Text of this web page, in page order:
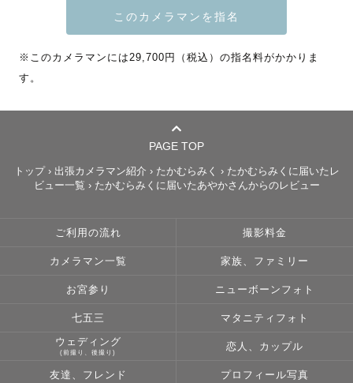
そう思って、
シャッターを切らせていただきます。
◎真顔が笑顔！
全力で楽しい撮影にデザインします。
※このカメラマンには29,700円（税込）の指名料がかかりま
す。
PAGE TOP
トップ› 出張カメラマン紹介 › たかむらみく › たかむらみくに届いたレ
ビュー一覧 › たかむらみくに届いたあやかさんからのレビュー
ご利用の流れ 撮影料金
カメラマン一覧 家族、ファミリー
お宮参り ニューボーンフォト
七五三 マタニティフォト
ウェディング
(前撮り、後撮り)
恋人、カップル
友達、フレンド プロフィール写真